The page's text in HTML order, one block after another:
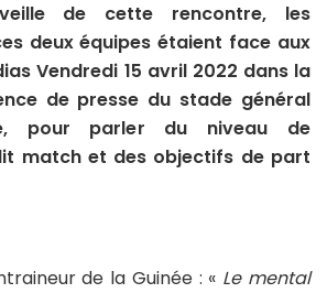
de cette rencontre, les
deux équipes étaient face aux
Vendredi 15 avril 2022 dans la
de presse du stade général
pour parler du niveau de
match et des objectifs de part
de la Guinée : « Le mental